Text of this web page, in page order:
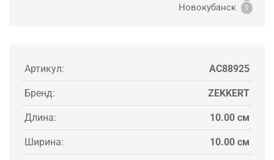
Новокубанск 1
Артикул: AC88925
Бренд: ZEKKERT
Длина: 10.00 см
Ширина: 10.00 см